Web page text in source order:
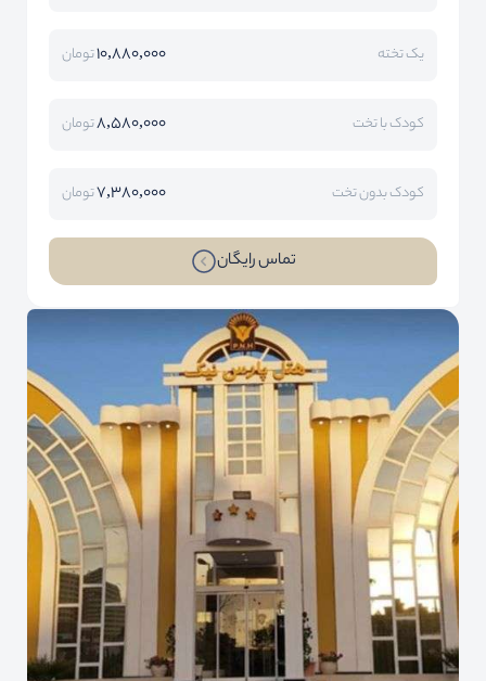
یک تخته 10,880,000تومان
کودک با تخت 8,580,000تومان
کودک بدون تخت 7,380,000تومان
تماس رایگان